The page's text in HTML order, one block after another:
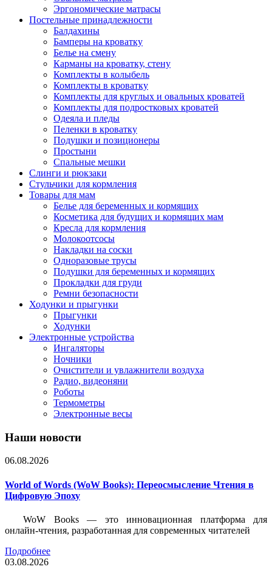
Эргономические матрасы
Постельные принадлежности
Балдахины
Бамперы на кроватку
Белье на смену
Карманы на кроватку, стену
Комплекты в колыбель
Комплекты в кроватку
Комплекты для круглых и овальных кроватей
Комплекты для подростковых кроватей
Одеяла и пледы
Пеленки в кроватку
Подушки и позиционеры
Простыни
Спальные мешки
Слинги и рюкзаки
Стульчики для кормления
Товары для мам
Белье для беременных и кормящих
Косметика для будущих и кормящих мам
Кресла для кормления
Молокоотсосы
Накладки на соски
Одноразовые трусы
Подушки для беременных и кормящих
Прокладки для груди
Ремни безопасности
Ходунки и прыгунки
Прыгунки
Ходунки
Электронные устройства
Ингаляторы
Ночники
Очистители и увлажнители воздуха
Радио, видеоняни
Роботы
Термометры
Электронные весы
Наши новости
06.08.2026
World of Words (WoW Books): Переосмысление Чтения в
Цифровую Эпоху
WoW Books — это инновационная платформа для
онлайн-чтения, разработанная для современных читателей
Подробнее
03.08.2026